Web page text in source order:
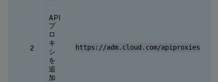
2
API
プ
ロ
キ
シ
を
追
加
https://adm.cloud.com/apiproxies